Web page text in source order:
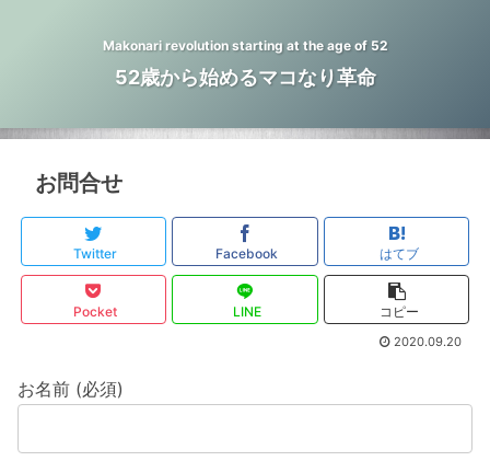
Makonari revolution starting at the age of 52
52歳から始めるマコなり革命
お問合せ
Twitter Facebook はてブ
Pocket LINE コピー
2020.09.20
お名前 (必須)